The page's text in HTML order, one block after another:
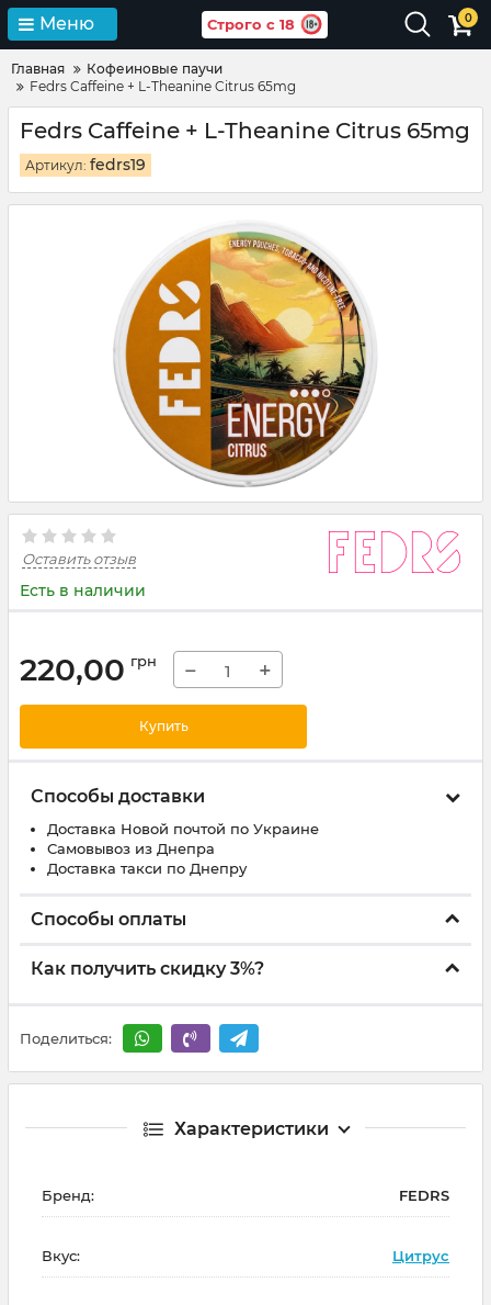
Меню Строго с 18 0
Главная
Кофеиновые паучи
Fedrs Caffeine + L-Theanine Citrus 65mg
Fedrs Caffeine + L-Theanine Citrus 65mg
Артикул: fedrs19
Оставить отзыв
Есть в наличии
220,00 грн − +
Купить
Способы доставки
Доставка Новой почтой по Украине
Самовывоз из Днепра
Доставка такси по Днепру
Способы оплаты
Как получить скидку 3%?
Поделиться:
Характеристики
Бренд: FEDRS
Вкус: Цитрус